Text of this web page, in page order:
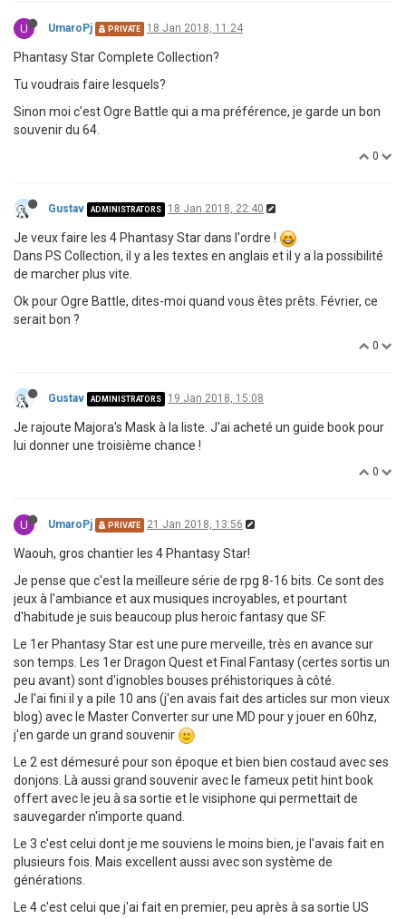
U UmaroPj PRIVATE 18 Jan 2018, 11:24
Phantasy Star Complete Collection?
Tu voudrais faire lesquels?
Sinon moi c'est Ogre Battle qui a ma préférence, je garde un bon
souvenir du 64.
0
Gustav ADMINISTRATORS 18 Jan 2018, 22:40
Je veux faire les 4 Phantasy Star dans l'ordre !
Dans PS Collection, il y a les textes en anglais et il y a la possibilité
de marcher plus vite.
Ok pour Ogre Battle, dites-moi quand vous êtes prêts. Février, ce
serait bon ?
0
Gustav ADMINISTRATORS 19 Jan 2018, 15:08
Je rajoute Majora's Mask à la liste. J'ai acheté un guide book pour
lui donner une troisième chance !
0
U UmaroPj PRIVATE 21 Jan 2018, 13:56
Waouh, gros chantier les 4 Phantasy Star!
Je pense que c'est la meilleure série de rpg 8-16 bits. Ce sont des
jeux à l'ambiance et aux musiques incroyables, et pourtant
d'habitude je suis beaucoup plus heroic fantasy que SF.
Le 1er Phantasy Star est une pure merveille, très en avance sur
son temps. Les 1er Dragon Quest et Final Fantasy (certes sortis un
peu avant) sont d'ignobles bouses préhistoriques à côté.
Je l'ai fini il y a pile 10 ans (j'en avais fait des articles sur mon vieux
blog) avec le Master Converter sur une MD pour y jouer en 60hz,
j'en garde un grand souvenir
Le 2 est démesuré pour son époque et bien bien costaud avec ses
donjons. Là aussi grand souvenir avec le fameux petit hint book
offert avec le jeu à sa sortie et le visiphone qui permettait de
sauvegarder n'importe quand.
Le 3 c'est celui dont je me souviens le moins bien, je l'avais fait en
plusieurs fois. Mais excellent aussi avec son système de
générations.
Le 4 c'est celui que j'ai fait en premier, peu après à sa sortie US